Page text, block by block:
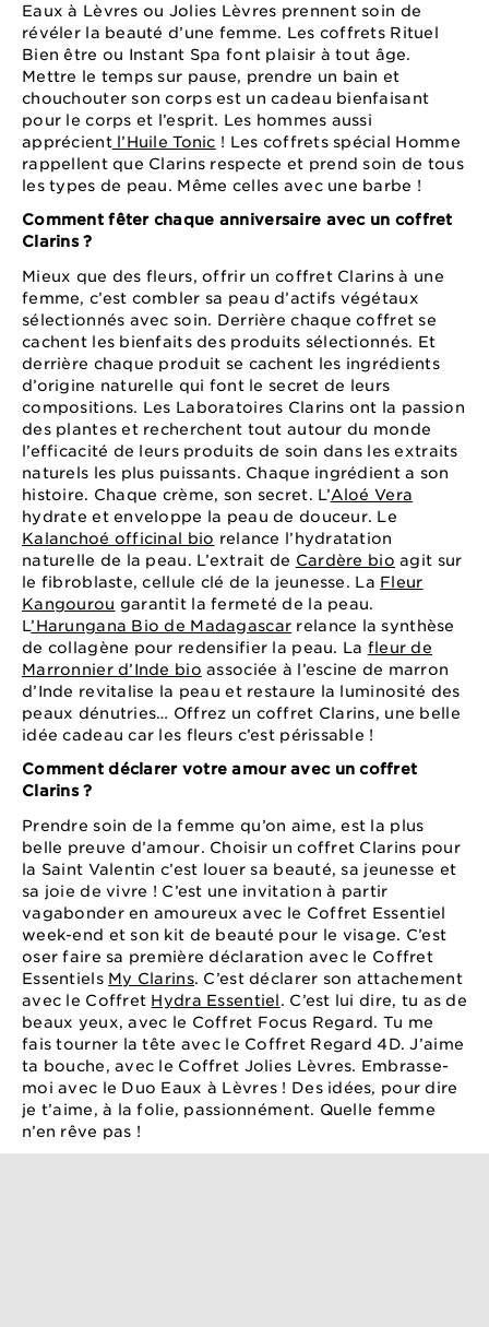
Eaux à Lèvres ou Jolies Lèvres prennent soin de
révéler la beauté d’une femme. Les coffrets Rituel
Bien être ou Instant Spa font plaisir à tout âge.
Mettre le temps sur pause, prendre un bain et
chouchouter son corps est un cadeau bienfaisant
pour le corps et l’esprit. Les hommes aussi
apprécientl’Huile Tonic ! Les coffrets spécial Homme
rappellent que Clarins respecte et prend soin de tous
les types de peau. Même celles avec une barbe !
Comment fêter chaque anniversaire avec un coffret
Clarins ?
Mieux que des fleurs, offrir un coffret Clarins à une
femme, c’est combler sa peau d’actifs végétaux
sélectionnés avec soin. Derrière chaque coffret se
cachent les bienfaits des produits sélectionnés. Et
derrière chaque produit se cachent les ingrédients
d’origine naturelle qui font le secret de leurs
compositions. Les Laboratoires Clarins ont la passion
des plantes et recherchent tout autour du monde
l’efficacité de leurs produits de soin dans les extraits
naturels les plus puissants. Chaque ingrédient a son
histoire. Chaque crème, son secret. L’Aloé Vera
hydrate et enveloppe la peau de douceur. Le
Kalanchoé officinal bio relance l’hydratation
naturelle de la peau. L’extrait de Cardère bio agit sur
le fibroblaste, cellule clé de la jeunesse. La Fleur
Kangourou garantit la fermeté de la peau.
L’Harungana Bio de Madagascar relance la synthèse
de collagène pour redensifier la peau. La fleur de
Marronnier d’Inde bio associée à l’escine de marron
d’Inde revitalise la peau et restaure la luminosité des
peaux dénutries… Offrez un coffret Clarins, une belle
idée cadeau car les fleurs c’est périssable !
Comment déclarer votre amour avec un coffret
Clarins ?
Prendre soin de la femme qu’on aime, est la plus
belle preuve d’amour. Choisir un coffret Clarins pour
la Saint Valentin c’est louer sa beauté, sa jeunesse et
sa joie de vivre ! C’est une invitation à partir
vagabonder en amoureux avec le Coffret Essentiel
week-end et son kit de beauté pour le visage. C’est
oser faire sa première déclaration avec le Coffret
Essentiels My Clarins. C’est déclarer son attachement
avec le Coffret Hydra Essentiel. C’est lui dire, tu as de
beaux yeux, avec le Coffret Focus Regard. Tu me
fais tourner la tête avec le Coffret Regard 4D. J’aime
ta bouche, avec le Coffret Jolies Lèvres. Embrasse-
moi avec le Duo Eaux à Lèvres ! Des idées, pour dire
je t’aime, à la folie, passionnément. Quelle femme
n’en rêve pas !